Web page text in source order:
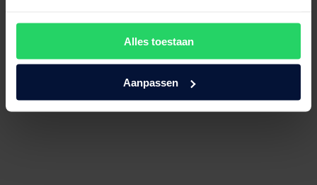
Alles toestaan
Aanpassen